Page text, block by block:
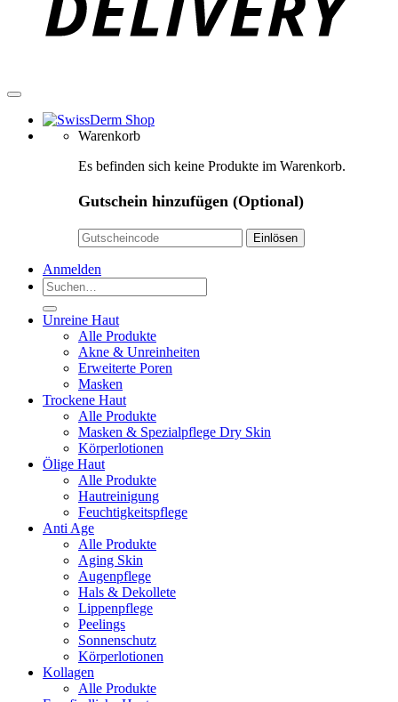
Warenkorb
Es befinden sich keine Produkte im Warenkorb.
Gutschein hinzufügen (Optional)
Anmelden
Suchen
nach:
Unreine Haut
Alle Produkte
Akne & Unreinheiten
Erweiterte Poren
Masken
Trockene Haut
Alle Produkte
Masken & Spezialpflege Dry Skin
Körperlotionen
Ölige Haut
Alle Produkte
Hautreinigung
Feuchtigkeitspflege
Anti Age
Alle Produkte
Aging Skin
Augenpflege
Hals & Dekollete
Lippenpflege
Peelings
Sonnenschutz
Körperlotionen
Kollagen
Alle Produkte